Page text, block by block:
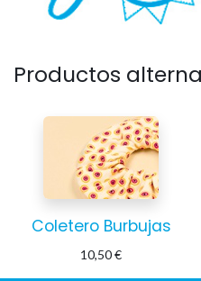
Productos
Coletero Burbujas
10,50€